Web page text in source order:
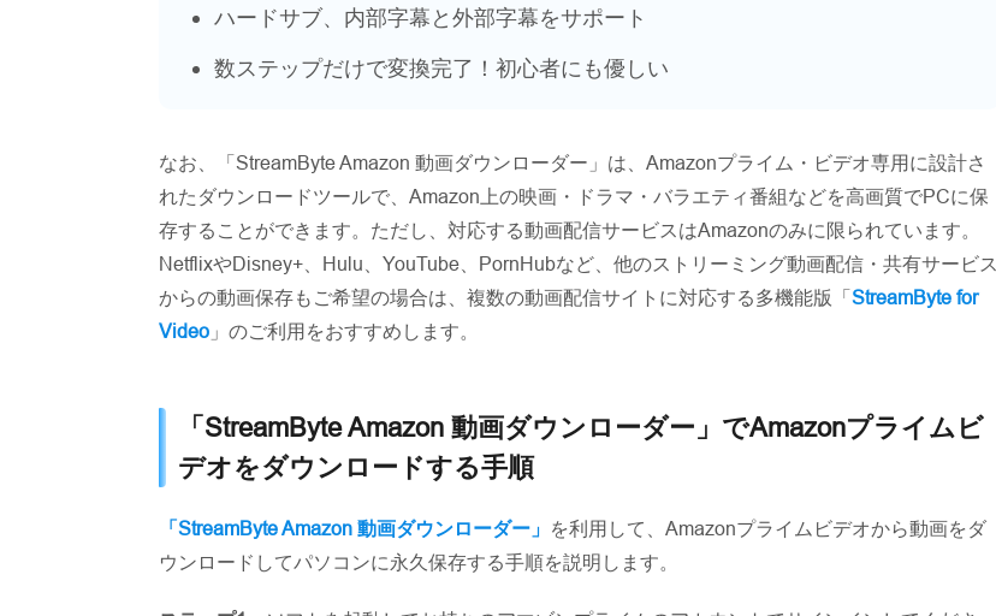
ハードサブ、内部字幕と外部字幕をサポート
数ステップだけで変換完了！初心者にも優しい
なお、「StreamByte Amazon 動画ダウンローダー」は、Amazonプライム・ビデオ専用に設計さ
れたダウンロードツールで、Amazon上の映画・ドラマ・バラエティ番組などを高画質でPCに保
存することができます。ただし、対応する動画配信サービスはAmazonのみに限られています。
NetflixやDisney+、Hulu、YouTube、PornHubなど、他のストリーミング動画配信・共有サービス
からの動画保存もご希望の場合は、複数の動画配信サイトに対応する多機能版「StreamByte for
Video 」のご利用をおすすめします。
「StreamByte Amazon 動画ダウンローダー」でAmazonプライムビ
デオをダウンロードする手順
「StreamByte Amazon 動画ダウンローダー」 を利用して、Amazonプライムビデオから動画をダ
ウンロードしてパソコンに永久保存する手順を説明します。